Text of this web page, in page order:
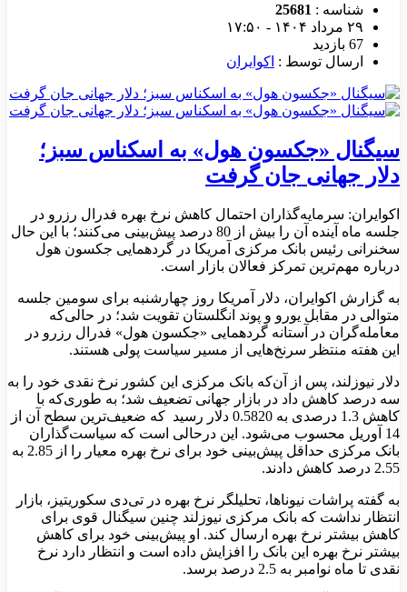
شناسه : 25681
۲۹ مرداد ۱۴۰۴ - ۱۷:۵۰
67 بازدید
ارسال توسط : اکوایران
سیگنال «جکسون هول» به اسکناس سبز؛
دلار جهانی جان گرفت
اکوایران: سرمایه‌گذاران احتمال کاهش نرخ بهره فدرال رزرو در
جلسه ماه آینده آن را بیش از 80 درصد پیش‌بینی می‌‎کنند؛ با این‌ حال
سخنرانی رئیس بانک مرکزی آمریکا در گردهمایی جکسون هول
درباره مهم‌ترین تمرکز فعالان بازار است.
به گزارش اکوایران، دلار آمریکا روز چهارشنبه برای سومین جلسه
متوالی در مقابل یورو و پوند انگلستان تقویت شد؛ در حالی‌که
معامله‌گران در آستانه گردهمایی «جکسون هول» فدرال رزرو در
این هفته منتظر سرنخ‌هایی از مسیر سیاست پولی هستند.
دلار نیوزلند، پس از آن‌که بانک مرکزی این کشور نرخ نقدی خود را به
سه درصد کاهش داد در بازار جهانی تضعیف شد؛ به طوری‌که با
کاهش 1.3 درصدی به 0.5820 دلار رسید که ضعیف‌ترین سطح آن از
14 آوریل محسوب می‌شود. این درحالی است که سیاست‌گذاران
بانک مرکزی حداقل پیش‌بینی خود برای نرخ بهره معیار را از 2.85 به
2.55 درصد کاهش دادند.
به گفته پراشات نیوناها، تحلیلگر نرخ بهره در تی‌دی سکوریتیز، بازار
انتظار نداشت که بانک مرکزی نیوزلند چنین سیگنال قوی برای
کاهش بیشتر نرخ بهره ارسال کند. او پیش‌بینی خود برای کاهش
بیشتر نرخ بهره این بانک را افزایش داده است و انتظار دارد نرخ
نقدی تا ماه نوامبر به 2.5 درصد برسد.